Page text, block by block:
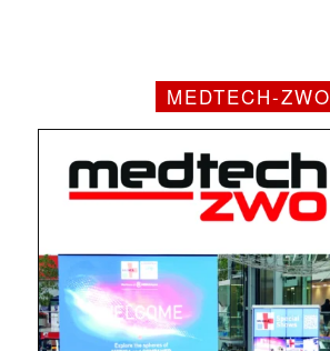
MEDTECH-ZWO